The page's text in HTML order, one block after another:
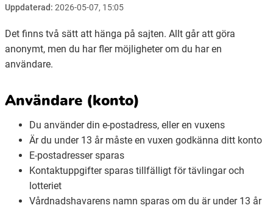
Julevsámegiella (Lulesamiska)
Åarjelsaemiengïele (Sydsamiska)
Bidumsámegiella (Pitesamiska)
Ubmejesámiengiälla (Umesamiska)
Kaale (Romska)
Uppdaterad: 2026-05-07, 15:05
Det finns två sätt att hänga på sajten. Allt går att göra
anonymt, men du har fler möjligheter om du har en
användare.
Användare (konto)
Du använder din e-postadress, eller en vuxens
Är du under 13 år måste en vuxen godkänna ditt konto
E-postadresser sparas
Kontaktuppgifter sparas tillfälligt för tävlingar och
lotteriet
Vårdnadshavarens namn sparas om du är under 13 år